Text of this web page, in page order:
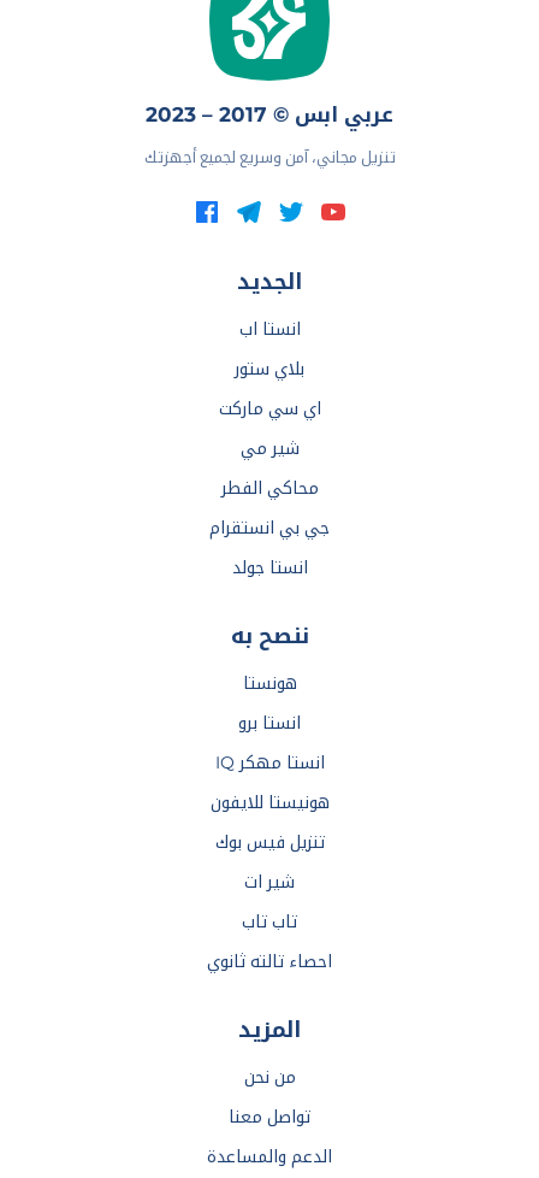
عربي ابس © 2017 – 2023
تنزيل مجاني، آمن وسريع لجميع أجهزتك
الجديد
انستا اب
بلاي ستور
اي سي ماركت
شير مي
محاكي الفطر
جي بي انستقرام
انستا جولد
ننصح به
هونستا
انستا برو
انستا مهكر IQ
هونيستا للايفون
تنزيل فيس بوك
شير ات
تاب تاب
احصاء تالته ثانوي
المزيد
من نحن
تواصل معنا
الدعم والمساعدة